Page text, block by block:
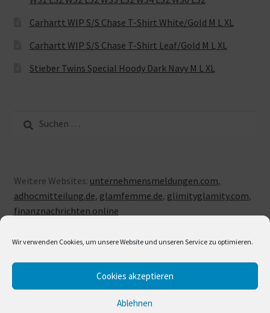
Wir verwenden Cookies, um unsere Website und unseren Service zu optimieren.
Cookies akzeptieren
Ablehnen
Carhartt WIP S/S Chase T-Shirt White/Gold M L XL
Carhartt WIP S/S Chase T-Shirt Leaf/Gold M L XL
Stieber Twins Special Hoody Dark Navy M L XL
nach:
Weitere Websites: unternehmensmeldungen.com,
adhocmitteilung.de, glamfemme.de, glimityglamity.com,
finanznachrichten.online
© LUXUSLOVE 2026
Erstellt mit Storefront & WooCommerce